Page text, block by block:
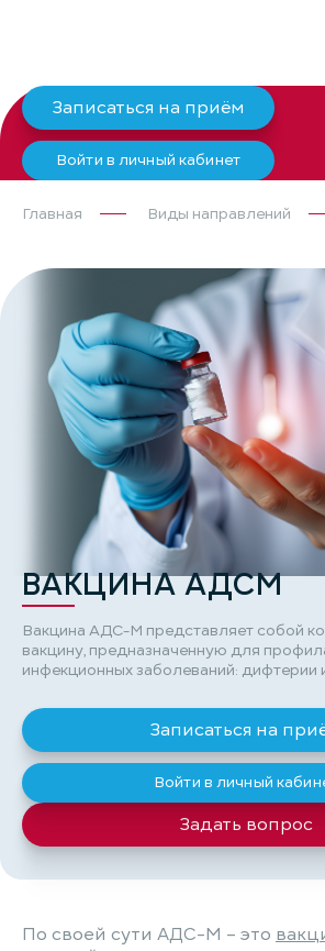
Записаться на приём
Войти в личный кабинет
Главная Виды направлений
ВАКЦИНА АДСМ
Вакцина АДС-М представляет собой
вакцину, предназначенную для
инфекционных заболеваний: дифтерии
Записаться на
Войти в личный
Задать вопрос
По своей сути АДС-М – это